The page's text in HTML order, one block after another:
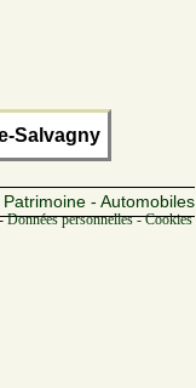
Salvagny
- Automobiles
-Données personnelles -